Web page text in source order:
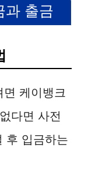
과 출금
면 케이뱅크
다면 사전
후 입금하는